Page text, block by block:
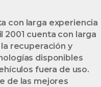
con larga experiencia
2001 cuenta con larga
recuperación y
disponibles
fuera de uso.
de las mejores